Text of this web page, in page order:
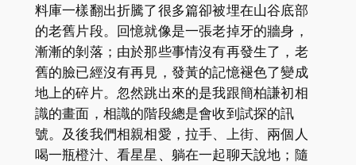
料庫一樣翻出折騰了很多篇卻被埋在山谷底部
的老舊片段。回憶就像是一張老掉牙的牆身，
漸漸的剝落；由於那些事情沒有再發生了，老
舊的臉已經沒有再見，發黃的記憶褪色了變成
地上的碎片。忽然跳出來的是我跟簡柏謙初相
識的畫面，相識的階段總是會收到試探的訊
號。及後我們相親相愛，拉手、上街、兩個人
喝一瓶橙汁、看星星、躺在一起聊天說地；隨